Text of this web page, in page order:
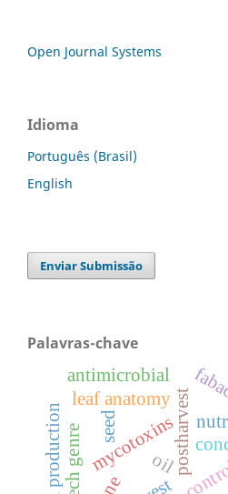
Open Journal Systems
Idioma
Português (Brasil)
English
Enviar Submissão
Palavras-chave
postharvest
oil
mycotoxins
leaf anatomy
speech genre seed
antimicrobial